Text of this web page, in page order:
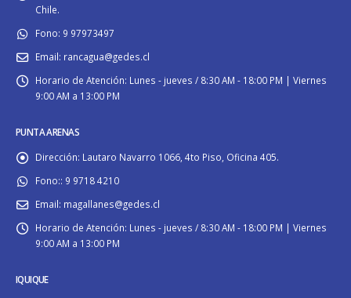
Chile.
Fono: 9 97973497
Email: rancagua@gedes.cl
Horario de Atención: Lunes - jueves / 8:30 AM - 18:00 PM | Viernes
9:00 AM a 13:00 PM
PUNTA ARENAS
Dirección: Lautaro Navarro 1066, 4to Piso, Oficina 405.
Fono:: 9 9718 4210
Email: magallanes@gedes.cl
Horario de Atención: Lunes - jueves / 8:30 AM - 18:00 PM | Viernes
9:00 AM a 13:00 PM
IQUIQUE